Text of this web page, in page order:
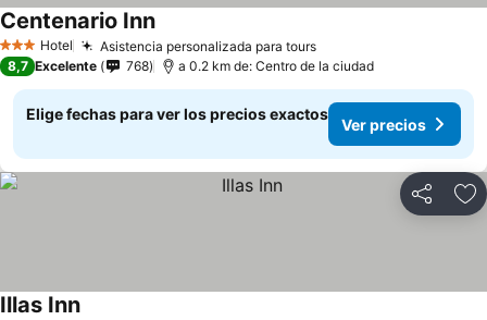
3 Estrellas
Hotel Asistencia personalizada para tours
Centenario Inn
8,7 Excelente 768 a 0.2 km de: Centro de la ciudad
Elige fechas para ver los precios exactos
Ver precios
Compartir
Illas Inn